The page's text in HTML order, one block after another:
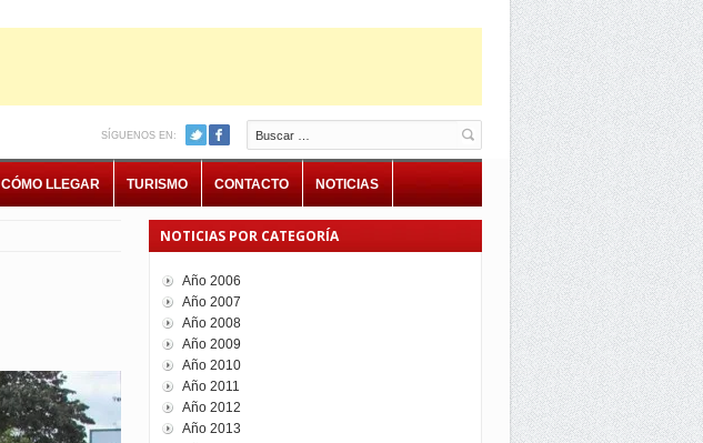
Buscar
SÍGUENOS EN:
CÓMO LLEGAR TURISMO CONTACTO NOTICIAS
NOTICIAS POR CATEGORÍA
Año 2006
Año 2007
Año 2008
Año 2009
Año 2010
Año 2011
Año 2012
Año 2013